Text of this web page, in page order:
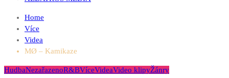
Home
Více
Videa
MØ – Kamikaze
HudbaNezařazenoR&BVíceVideaVideo klipyŽánry